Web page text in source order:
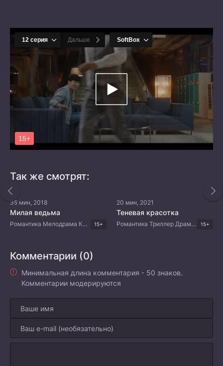
Так же смотрят:
35 мин, 2018
Милая ведьма
Романтика Мелодрама Комедия Драма Корейские дорамы 15+
20 мин, 2021
Теневая красотка
Романтика Триллер Драма Корейские дорамы 15+
Комментарии (0)
Минимальная длина комментария - 50 знаков.
Комментарии модерируются